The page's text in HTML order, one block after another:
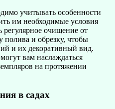
учитывать особенности
им необходимые условия
регулярное очищение от
полива и обрезку, чтобы
и их декоративный вид.
вам наслаждаться
на протяжении
в садах